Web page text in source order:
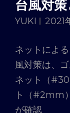
台風対
YUKI 2021
ネットによ
風対策は、
ネット（
ト（#2mm
が確認